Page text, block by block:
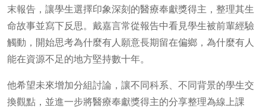
末報告，讓學生選擇印象深刻的醫療奉獻獎得主，整理其生
命故事並寫下反思。戴嘉言常從報告中看見學生被前輩經驗
觸動，開始思考為什麼有人願意長期留在偏鄉，為什麼有人
能在資源不足的地方堅持數十年。
他希望未來增加分組討論，讓不同科系、不同背景的學生交
換觀點，並進一步將醫療奉獻獎得主的分享整理為線上課